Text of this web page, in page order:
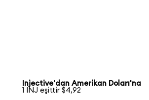
Injective'dan Amerikan Doları'na
1 INJ eşittir $4,92